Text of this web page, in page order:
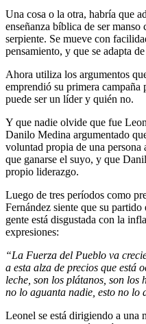
Una cosa o la otra, habría que
enseñanza bíblica de ser
serpiente. Se mueve con
pensamiento, y que se adapta
Ahora utiliza los argumentos
emprendió su primera
puede ser un líder y quién no.
Y que nadie olvide que fue
Danilo Medina argumentado
voluntad propia de una persona
que ganarse el suyo, y que
propio liderazgo.
Luego de tres períodos como
Fernández siente que su
gente está disgustada con la
expresiones:
“La Fuerza del Pueblo va
a esta alza de precios que está
leche, son los plátanos, son los
no lo aguanta nadie, esto no lo
Leonel se está dirigiendo a una